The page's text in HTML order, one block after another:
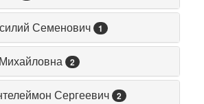
Семенович 1
2
Сергеевич 2